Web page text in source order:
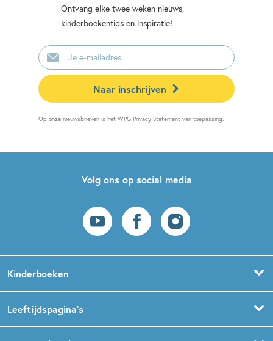
Ontvang elke twee weken nieuws,
kinderboekentips en inspiratie!
E-
mailadres
Naar inschrijven
Op onze nieuwsbrieven is hetWPG Privacy Statement van toepassing.
Volg ons op social media
Kinderboeken
Prentenboeken
Leeftijdspagina’s